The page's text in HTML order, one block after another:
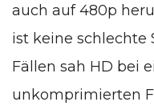
auch auf 480p
ist keine schlechte
Fällen sah HD bei
unkomprimierten